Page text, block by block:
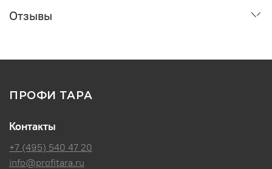
Отзывы
ПРОФИ ТАРА
Контакты
+7 (495) 540 47 20
info@profitara.ru